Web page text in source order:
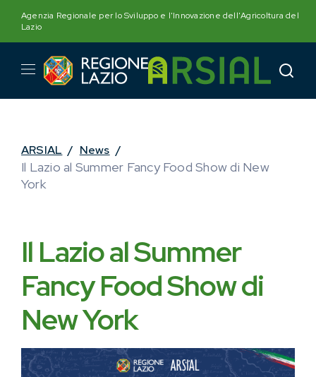
content
Agenzia Regionale per lo Sviluppo e l'Innovazione dell'Agricoltura del
Lazio
ARSIAL / News /
Il Lazio al Summer Fancy Food Show di New
York
Il Lazio al Summer
Fancy Food Show di
New York